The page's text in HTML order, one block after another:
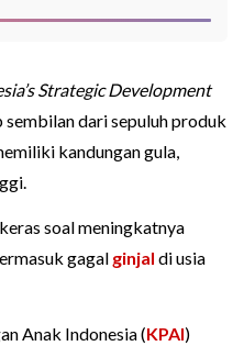
Strategic Development
sembilan dari sepuluh produk
kandungan gula,
soal meningkatnya
gagal ginjal di usia
Anak Indonesia (KPAI)